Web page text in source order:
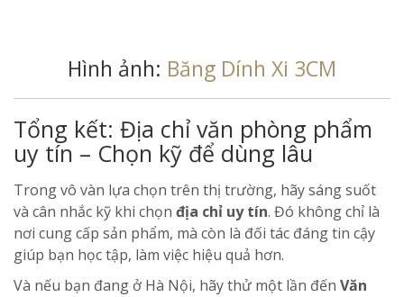
Hình ảnh: Băng Dính Xi 3CM
Tổng kết: Địa chỉ văn phòng phẩm
uy tín – Chọn kỹ để dùng lâu
Trong vô vàn lựa chọn trên thị trường, hãy sáng suốt
và cân nhắc kỹ khi chọn địa chỉ uy tín. Đó không chỉ là
nơi cung cấp sản phẩm, mà còn là đối tác đáng tin cậy
giúp bạn học tập, làm việc hiệu quả hơn.
Và nếu bạn đang ở Hà Nội, hãy thử một lần đến Văn